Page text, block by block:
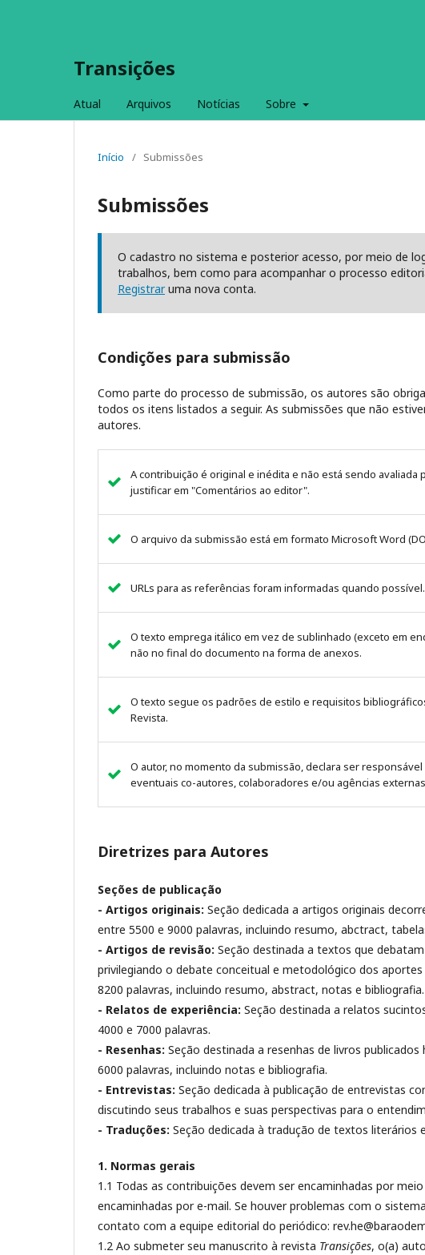
Transições
Atual Arquivos Notícias Sobre
Início / Submissões
Submissões
O cadastro no sistema e posterior acesso, por meio de
trabalhos, bem como para acompanhar o processo
Registraruma nova conta.
Condições para submissão
Como parte do processo de submissão, os autores são
todos os itens listados a seguir. As submissões que não
autores.
A contribuição é original e inédita e não está sendo
justificar em "Comentários ao editor".
O arquivo da submissão está em formato Microsoft Word
URLs para as referências foram informadas quando possível.
O texto emprega itálico em vez de sublinhado (exceto em
não no final do documento na forma de anexos.
O texto segue os padrões de estilo e requisitos
Revista.
O autor, no momento da submissão, declara ser
eventuais co-autores, colaboradores e/ou agências
Diretrizes para Autores
Seções de publicação
- Artigos originais: Seção dedicada a artigos originais
entre 5500 e 9000 palavras, incluindo resumo, abctract,
- Artigos de revisão: Seção destinada a textos que
privilegiando o debate conceitual e metodológico dos
8200 palavras, incluindo resumo, abstract, notas e bibliografia.
- Relatos de experiência: Seção destinada a relatos
4000 e 7000 palavras.
- Resenhas: Seção destinada a resenhas de livros
6000 palavras, incluindo notas e bibliografia.
- Entrevistas: Seção dedicada à publicação de entrevistas
discutindo seus trabalhos e suas perspectivas para o
- Traduções: Seção dedicada à tradução de textos literários
1. Normas gerais
1.1 Todas as contribuições devem ser encaminhadas por
encaminhadas por e-mail. Se houver problemas com o
contato com a equipe editorial do periódico:
1.2 Ao submeter seu manuscrito à revista Transições, o(a)